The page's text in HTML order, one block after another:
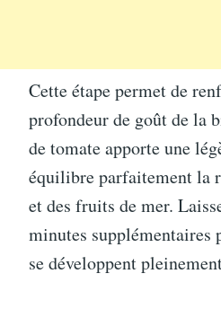
Cette étape permet de
profondeur de goût de la
de tomate apporte une
équilibre parfaitement la
et des fruits de mer.
minutes supplémentaires
se développent